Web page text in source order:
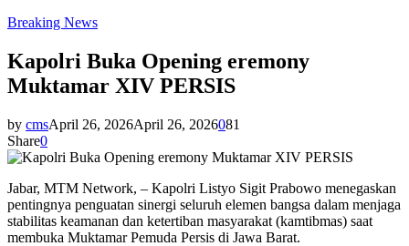
Breaking News
Kapolri Buka Opening eremony
Muktamar XIV PERSIS
by cmsApril 26, 2026April 26, 2026081
Share0
Jabar, MTM Network, – Kapolri Listyo Sigit Prabowo menegaskan
pentingnya penguatan sinergi seluruh elemen bangsa dalam menjaga
stabilitas keamanan dan ketertiban masyarakat (kamtibmas) saat
membuka Muktamar Pemuda Persis di Jawa Barat.